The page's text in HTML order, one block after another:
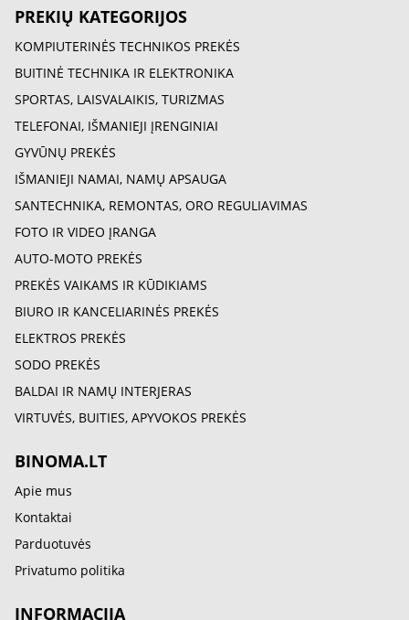
PREKIŲ KATEGORIJOS
KOMPIUTERINĖS TECHNIKOS PREKĖS
BUITINĖ TECHNIKA IR ELEKTRONIKA
SPORTAS, LAISVALAIKIS, TURIZMAS
TELEFONAI, IŠMANIEJI ĮRENGINIAI
GYVŪNŲ PREKĖS
IŠMANIEJI NAMAI, NAMŲ APSAUGA
SANTECHNIKA, REMONTAS, ORO REGULIAVIMAS
FOTO IR VIDEO ĮRANGA
AUTO-MOTO PREKĖS
PREKĖS VAIKAMS IR KŪDIKIAMS
BIURO IR KANCELIARINĖS PREKĖS
ELEKTROS PREKĖS
SODO PREKĖS
BALDAI IR NAMŲ INTERJERAS
VIRTUVĖS, BUITIES, APYVOKOS PREKĖS
BINOMA.LT
Apie mus
Kontaktai
Parduotuvės
Privatumo politika
INFORMACIJA